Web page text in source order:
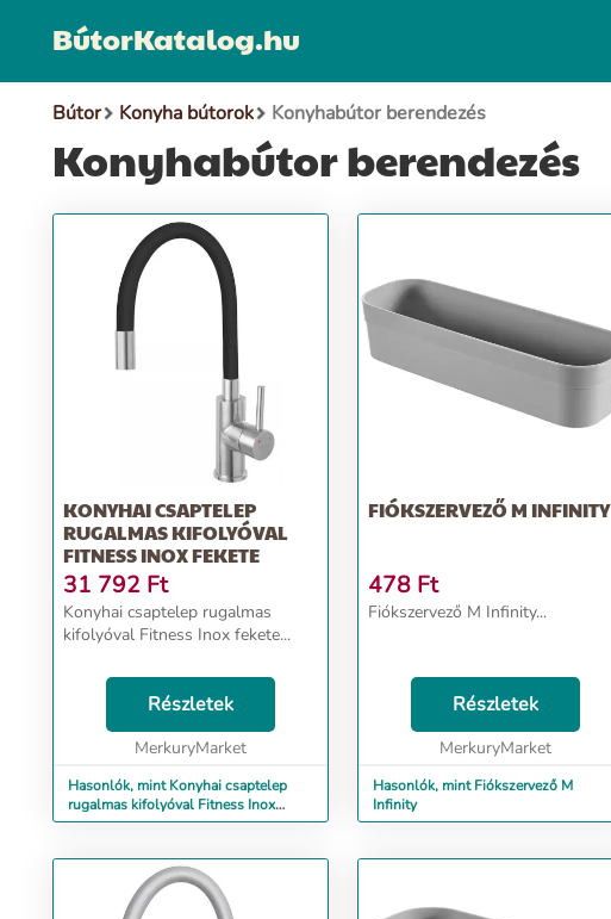
BútorKatalog.hu
Bútor Konyha bútorok Konyhabútor berendezés
Konyhabútor berendezés
KONYHAI CSAPTELEP
RUGALMAS KIFOLYÓVAL
FITNESS INOX FEKETE
31 792 Ft
Konyhai csaptelep rugalmas
kifolyóval Fitness Inox fekete...
Részletek
MerkuryMarket
Hasonlók, mint Konyhai csaptelep
rugalmas kifolyóval Fitness Inox
fekete
FIÓKSZERVEZŐ M INFINITY
478 Ft
Fiókszervező M Infinity...
Részletek
MerkuryMarket
Hasonlók, mint Fiókszervező M
Infinity